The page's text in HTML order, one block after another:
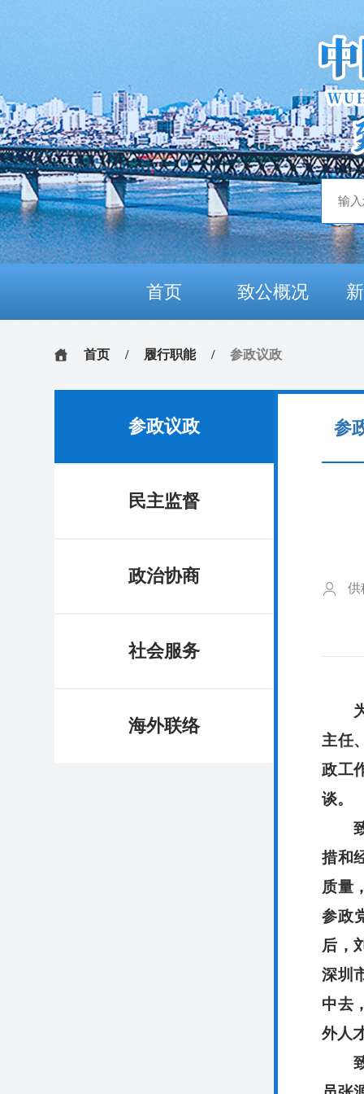
首页 致公概况
首页 / 履行职能 / 参政议政
参政议政
民主监督
政治协商
社会服务
海外联络
参
供
为
主任
政工
谈。
致
措和
质量
参政
后，
深圳
中去
外人
致